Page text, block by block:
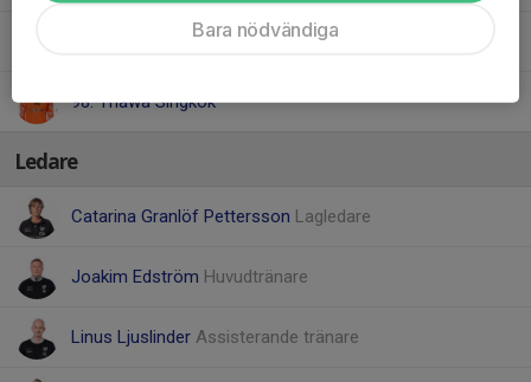
29. Hampus Nordlund
98. Thawa Singkok
Ledare
Catarina Granlöf Pettersson Lagledare
Joakim Edström Huvudtränare
Linus Ljuslinder Assisterande tränare
Bara nödvändiga